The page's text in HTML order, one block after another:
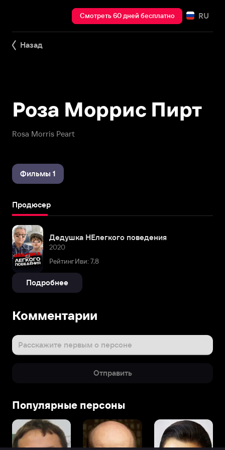
Смотреть 60 дней бесплатно RU
Назад
Rosa Morris Peart
Роза Моррис Пирт
Фильмы 1
Продюсер
Дедушка НЕлегкого поведения
2020
Рейтинг Иви: 7,8
Подробнее
Комментарии
Расскажите первым о персоне
Отправить
Популярные персоны